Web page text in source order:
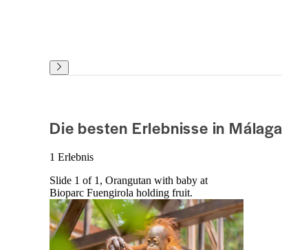
Die besten Erlebnisse in Málaga
1 Erlebnis
Slide 1 of 1, Orangutan with baby at
Bioparc Fuengirola holding fruit.